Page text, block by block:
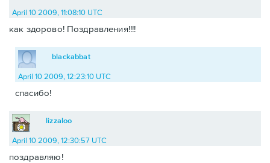
April 10 2009, 11:08:10 UTC
как здорово! Поздравления!!!!
blackabbat
April 10 2009, 12:23:10 UTC
спасибо!
lizzaloo
April 10 2009, 12:30:57 UTC
поздравляю!